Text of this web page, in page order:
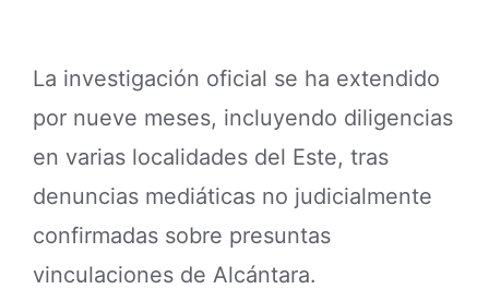
La investigación oficial se ha extendido
por nueve meses, incluyendo diligencias
en varias localidades del Este, tras
denuncias mediáticas no judicialmente
confirmadas sobre presuntas
vinculaciones de Alcántara.